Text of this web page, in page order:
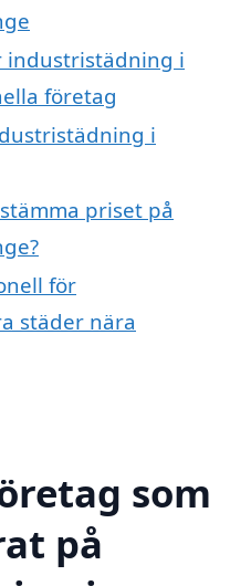
industristädning i
företag
i
priset på
för
städer nära
som
på